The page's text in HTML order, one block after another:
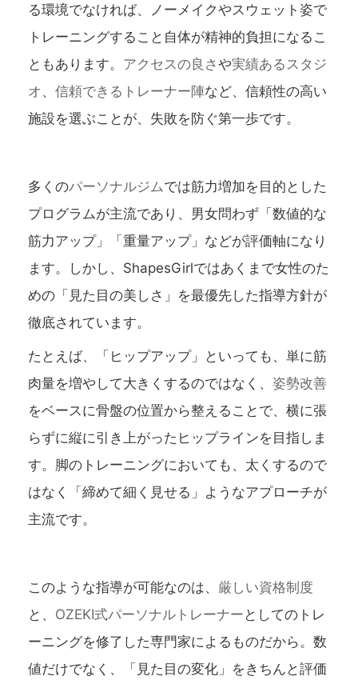
る環境でなければ、ノーメイクやスウェット姿で
トレーニングすること自体が精神的負担になるこ
ともあります。 アクセスの良さや実績あるスタジ
オ 、信頼できるトレーナー陣など、信頼性の高い
施設を選ぶことが、失敗を防ぐ第一歩です。
多くのパーソナルジムでは筋力増加を目的とした
プログラムが主流であり、男女問わず「数値的な
筋力アップ」「重量アップ」などが評価軸になり
ます。しかし、ShapesGirlではあくまで女性のた
めの「見た目の美しさ」を最優先した指導方針が
徹底されています。
たとえば、「ヒップアップ」といっても、単に筋
肉量を増やして大きくするのではなく、姿勢改善
をベースに骨盤の位置から整えることで、横に張
らずに縦に引き上がったヒップラインを目指しま
す。脚のトレーニングにおいても、太くするので
はなく「締めて細く見せる」ようなアプローチが
主流です。
このような指導が可能なのは、 厳しい資格制度
と、 OZEKI式パーソナルトレーナー としてのトレ
ーニングを修了した専門家によるものだから。数
値だけでなく、「見た目の変化」をきちんと評価